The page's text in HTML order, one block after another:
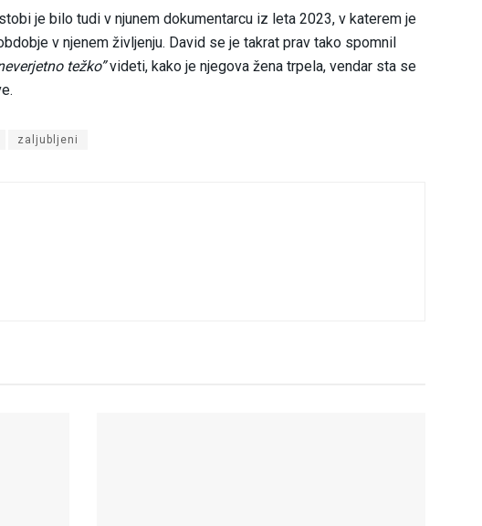
je bilo tudi v njunem dokumentarcu iz leta 2023, v katerem je
v njenem življenju. David se je takrat prav tako spomnil
težko”videti, kako je njegova žena trpela, vendar sta se
zaljubljeni